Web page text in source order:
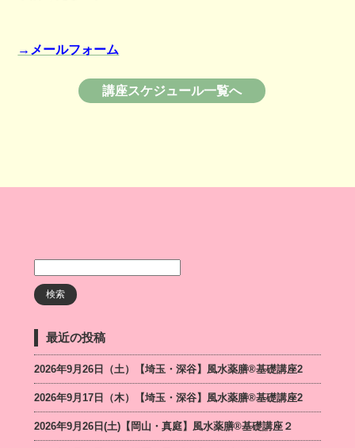
→メールフォーム
講座スケジュール一覧へ
最近の投稿
2026年9月26日（土）【埼玉・深谷】風水薬膳®基礎講座2
2026年9月17日（木）【埼玉・深谷】風水薬膳®基礎講座2
2026年9月26日(土)【岡山・真庭】風水薬膳®基礎講座２